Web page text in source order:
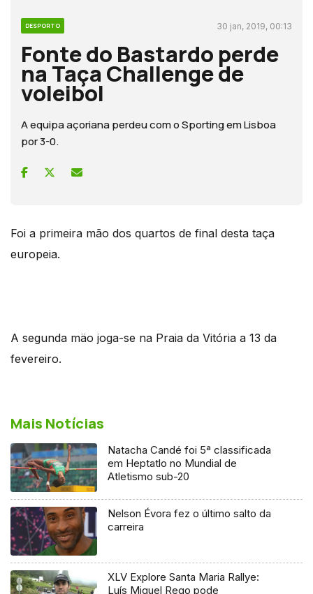
DESPORTO 30 jan, 2019, 00:13
Fonte do Bastardo perde
na Taça Challenge de
voleibol
A equipa açoriana perdeu com o Sporting em Lisboa
por 3-0.
Foi a primeira mão dos quartos de final desta taça
europeia.
A segunda mäo joga-se na Praia da Vitória a 13 da
fevereiro.
Mais Notícias
Natacha Candé foi 5ª classificada
em Heptatlo no Mundial de
Atletismo sub-20
Nelson Évora fez o último salto da
carreira
XLV Explore Santa Maria Rallye:
Luís Miguel Rego pode